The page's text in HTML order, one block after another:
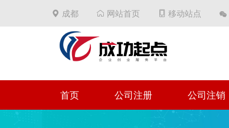
成都 网站首页 移动站点
首页 公司注册 公司注销